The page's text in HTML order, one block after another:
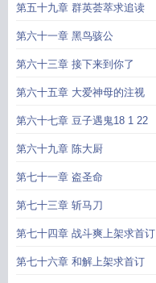
第五十九章 群英荟萃求追读
第六十一章 黑鸟骇公
第六十三章 接下来到你了
第六十五章 大爱神母的注视
第六十七章 豆子遇鬼18 1 22
第六十九章 陈大厨
第七十一章 盗圣命
第七十三章 斩马刀
第七十四章 战斗爽上架求首订
第七十六章 和解上架求首订